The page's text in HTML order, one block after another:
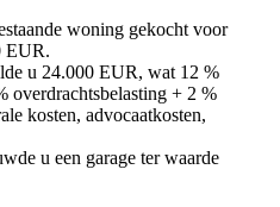
woning gekocht voor
EUR.
u 24.000 EUR, wat 12 %
overdrachtsbelasting + 2 %
kosten, advocaatkosten,
u een garage ter waarde